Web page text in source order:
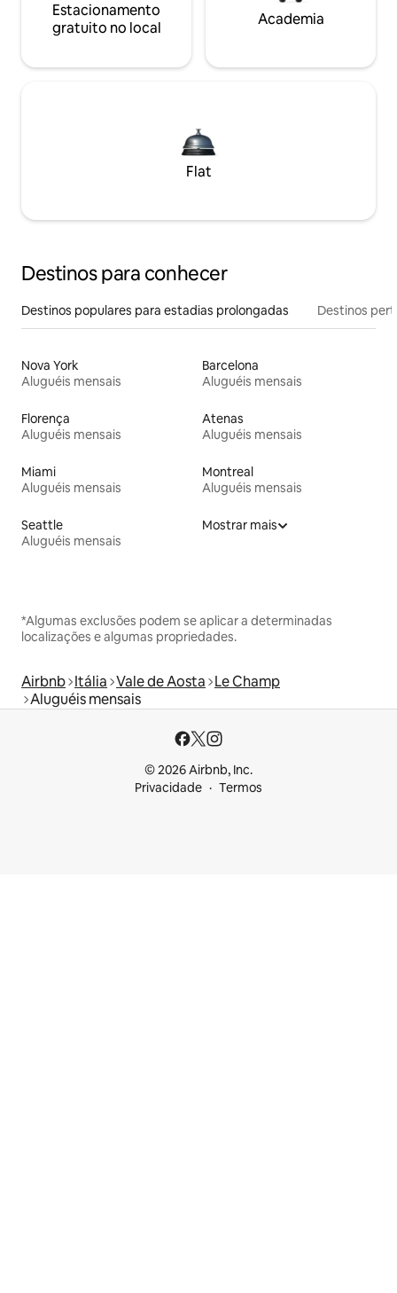
Estacionamento
gratuito no local
Academia
Flat
Destinos para conhecer
Destinos populares para estadias prolongadas Destinos
Nova York
Aluguéis mensais
Barcelona
Aluguéis mensais
Florença
Aluguéis mensais
Atenas
Aluguéis mensais
Miami
Aluguéis mensais
Montreal
Aluguéis mensais
Seattle
Aluguéis mensais
Mostrar mais
*Algumas exclusões podem se aplicar a determinadas
localizações e algumas propriedades.
Airbnb Itália Vale de Aosta Le Champ
Aluguéis mensais
© 2026 Airbnb, Inc.
Privacidade
Termos